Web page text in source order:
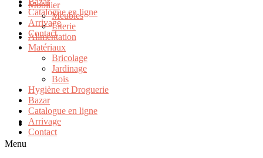
Catalogue en ligne
Arrivage
Contact
Menu
Mobilier
Meubles
Literie
Alimentation
Matériaux
Bricolage
Jardinage
Bois
Hygiène et Droguerie
Bazar
Catalogue en ligne
Arrivage
Contact